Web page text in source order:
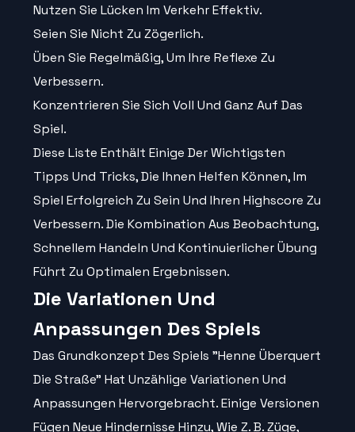
Nutzen Sie Lücken Im Verkehr Effektiv.
Seien Sie Nicht Zu Zögerlich.
Üben Sie Regelmäßig, Um Ihre Reflexe Zu
Verbessern.
Konzentrieren Sie Sich Voll Und Ganz Auf Das
Spiel.
Diese Liste Enthält Einige Der Wichtigsten
Tipps Und Tricks, Die Ihnen Helfen Können, Im
Spiel Erfolgreich Zu Sein Und Ihren Highscore Zu
Verbessern. Die Kombination Aus Beobachtung,
Schnellem Handeln Und Kontinuierlicher Übung
Führt Zu Optimalen Ergebnissen.
Die Variationen Und
Anpassungen Des Spiels
Das Grundkonzept Des Spiels "Henne Überquert
Die Straße" Hat Unzählige Variationen Und
Anpassungen Hervorgebracht. Einige Versionen
Fügen Neue Hindernisse Hinzu, Wie Z. B. Züge,